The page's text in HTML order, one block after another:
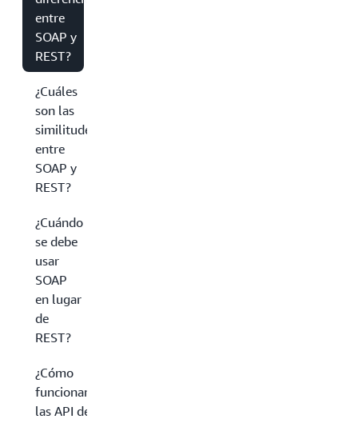
entre
SOAP y
REST?
¿Cuáles
son las
similitudes
entre
SOAP y
REST?
¿Cuándo
se debe
usar
SOAP
en lugar
de
REST?
¿Cómo
funcionan
las API de